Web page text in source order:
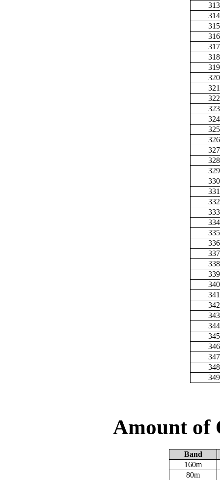
313
314
315
316
317
318
319
320
321
322
323
324
325
326
327
328
329
330
331
332
333
334
335
336
337
338
339
340
341
342
343
344
345
346
347
348
349
Amount of
Band
160m
80m